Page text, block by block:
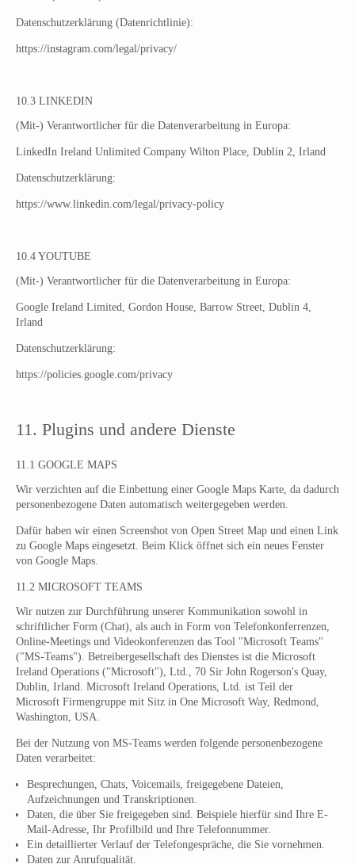
Datenschutzerklärung (Datenrichtlinie):
https://instagram.com/legal/privacy/
10.3 LINKEDIN
(Mit-) Verantwortlicher für die Datenverarbeitung in Europa:
LinkedIn Ireland Unlimited Company Wilton Place, Dublin 2, Irland
Datenschutzerklärung:
https://www.linkedin.com/legal/privacy-policy
10.4 YOUTUBE
(Mit-) Verantwortlicher für die Datenverarbeitung in Europa:
Google Ireland Limited, Gordon House, Barrow Street, Dublin 4,
Irland
Datenschutzerklärung:
https://policies.google.com/privacy
11. Plugins und andere Dienste
11.1 GOOGLE MAPS
Wir verzichten auf die Einbettung einer Google Maps Karte, da dadurch
personenbezogene Daten automatisch weitergegeben werden.
Dafür haben wir einen Screenshot von Open Street Map und einen Link
zu Google Maps eingesetzt. Beim Klick öffnet sich ein neues Fenster
von Google Maps.
11.2 MICROSOFT TEAMS
Wir nutzen zur Durchführung unserer Kommunikation sowohl in
schriftlicher Form (Chat), als auch in Form von Telefonkonferrenzen,
Online-Meetings und Videokonferenzen das Tool "Microsoft Teams"
("MS-Teams"). Betreibergesellschaft des Dienstes ist die Microsoft
Ireland Operations ("Microsoft"), Ltd., 70 Sir John Rogerson's Quay,
Dublin, Irland. Microsoft Ireland Operations, Ltd. ist Teil der
Microsoft Firmengruppe mit Sitz in One Microsoft Way, Redmond,
Washington, USA.
Bei der Nutzung von MS-Teams werden folgende personenbezogene
Daten verarbeitet:
Besprechungen, Chats, Voicemails, freigegebene Dateien,
Aufzeichnungen und Transkriptionen.
Daten, die über Sie freigegeben sind. Beispiele hierfür sind Ihre E-
Mail-Adresse, Ihr Profilbild und Ihre Telefonnummer.
Ein detaillierter Verlauf der Telefongespräche, die Sie vornehmen.
Daten zur Anrufqualität.